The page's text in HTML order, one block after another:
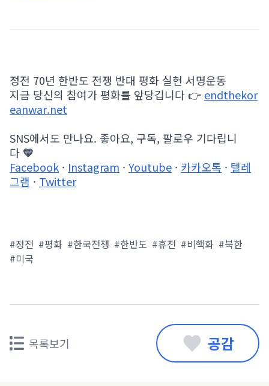
정전 70년 한반도 전쟁 반대 평화 실현 서명운동
지금 당신의 참여가 평화를 앞당깁니다 👉 endthekor
eanwar.net
SNS에서도 만나요. 좋아요, 구독, 팔로우 기다립니
다 💛
Facebook · Instagram · Youtube · 카카오톡 · 텔레
그램 · Twitter
#정전 #평화 #한국전쟁 #한반도 #휴전 #비핵화 #북한
#미국
목록보기 공감